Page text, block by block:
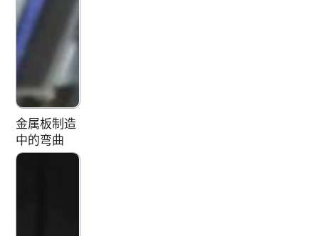
金属板制造
中的弯曲